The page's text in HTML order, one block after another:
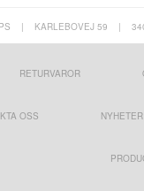
| KARLEBOVEJ 59 |
RETURVAROR
OSS